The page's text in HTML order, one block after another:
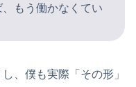
もう働かなくてい
、僕も実際「その形」